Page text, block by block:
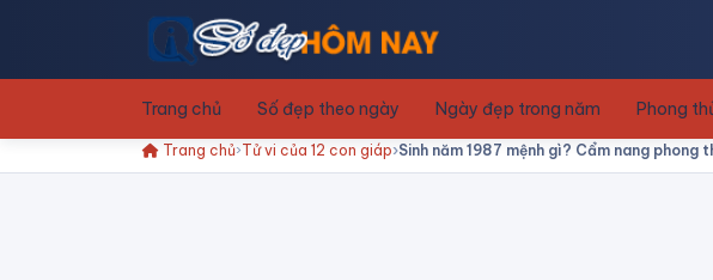
Trang chủ Số đẹp theo ngày Ngày đẹp trong năm Phong
Trang chủ Tử vi của 12 con giáp Sinh năm 1987 mệnh gì? Cẩm nang phong